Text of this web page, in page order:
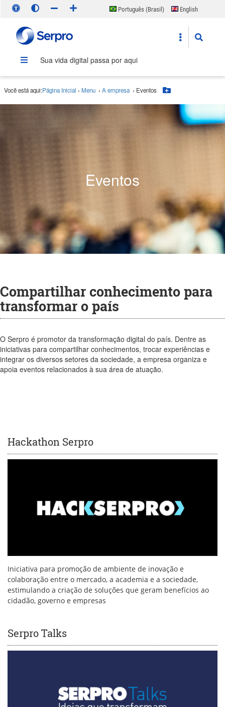
Português (Brasil)
English
Sua vida digital passa por aqui
Você está aqui:Página Inicial › Menu › A empresa › Eventos Botão Menu
Eventos
Compartilhar conhecimento para
transformar o país
O Serpro é promotor da transformação digital do país. Dentre as
iniciativas para compartilhar conhecimentos, trocar experiências e
integrar os diversos setores da sociedade, a empresa organiza e
apoia eventos relacionados à sua área de atuação.
Hackathon Serpro
Iniciativa para promoção de ambiente de inovação e
colaboração entre o mercado, a academia e a sociedade,
estimulando a criação de soluções que geram benefícios ao
cidadão, governo e empresas
Serpro Talks